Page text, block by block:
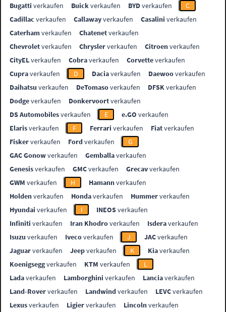
Bugatti verkaufen Buickverkaufen BYDverkaufen
C
Cadillac verkaufen Callawayverkaufen Casalini verkaufen
Caterhamverkaufen Chatenetverkaufen
Chevroletverkaufen Chryslerverkaufen Citroenverkaufen
CityELverkaufen Cobraverkaufen Corvetteverkaufen
Cupraverkaufen D Daciaverkaufen Daewooverkaufen
Daihatsu verkaufen DeTomasoverkaufen DFSKverkaufen
Dodgeverkaufen Donkervoortverkaufen
DS Automobilesverkaufen E e.GO verkaufen
Elarisverkaufen F Ferrari verkaufen Fiatverkaufen
Fiskerverkaufen Fordverkaufen
G
GAC Gonowverkaufen Gemballaverkaufen
Genesisverkaufen GMCverkaufen Grecavverkaufen
GWM verkaufen H Hamannverkaufen
Holdenverkaufen Hondaverkaufen Hummerverkaufen
Hyundai verkaufen I INEOSverkaufen
Infiniti verkaufen Iran Khodroverkaufen Isderaverkaufen
Isuzu verkaufen Ivecoverkaufen J JACverkaufen
Jaguarverkaufen Jeepverkaufen K Kiaverkaufen
Koenigseggverkaufen KTM verkaufen
L
Ladaverkaufen Lamborghini verkaufen Lanciaverkaufen
Land-Roververkaufen Landwindverkaufen LEVCverkaufen
Lexusverkaufen Ligierverkaufen Lincolnverkaufen